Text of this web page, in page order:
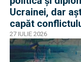
Ucrainei, dar
capăt
27 IULIE 2026